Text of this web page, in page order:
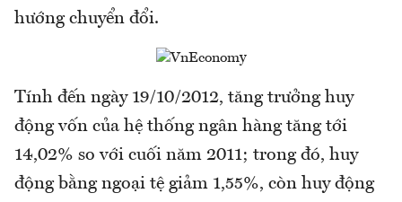
hướng chuyển đổi.
Tính đến ngày 19/10/2012, tăng trưởng huy
động vốn của hệ thống ngân hàng tăng tới
14,02% so với cuối năm 2011; trong đó, huy
động bằng ngoại tệ giảm 1,55%, còn huy động